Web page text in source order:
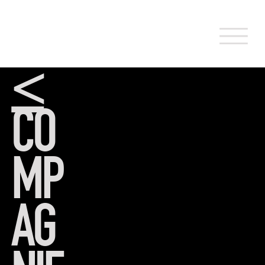
<
CO
MP
AG